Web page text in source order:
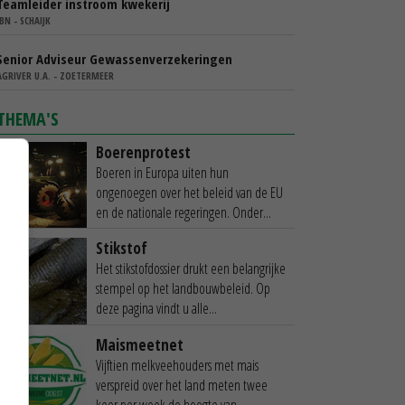
instroom kwekerij
- SCHAIJK
Adviseur Gewassenverzekeringen
U.A. - ZOETERMEER
Boerenprotest
Boeren in Europa uiten hun
ongenoegen over het beleid van de EU
en de nationale regeringen. Onder...
Stikstof
Het stikstofdossier drukt een belangrijke
stempel op het landbouwbeleid. Op
deze pagina vindt u alle...
Maismeetnet
Vijftien melkveehouders met mais
verspreid over het land meten twee